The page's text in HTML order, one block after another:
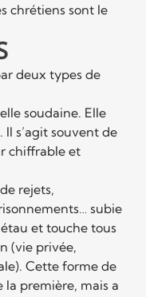
chrétiens sont le
deux types de
soudaine. Elle
s’agit souvent de
chiffrable et
rejets,
subie
et touche tous
(vie privée,
Cette forme de
la première, mais a